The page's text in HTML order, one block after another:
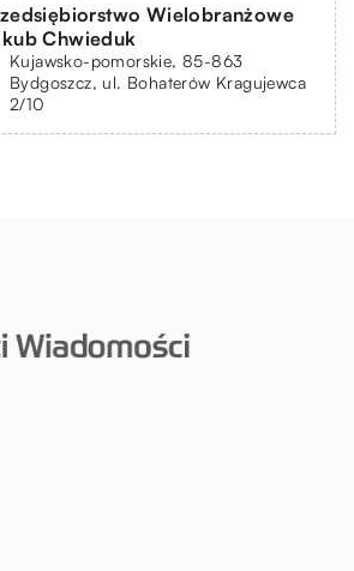
Wielobranżowe
Chwieduk
Kujawsko-pomorskie, 85-863
Bydgoszcz, ul. Bohaterów Kragujewca
2/10